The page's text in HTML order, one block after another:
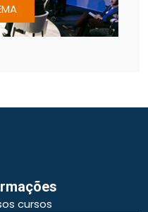
cursos